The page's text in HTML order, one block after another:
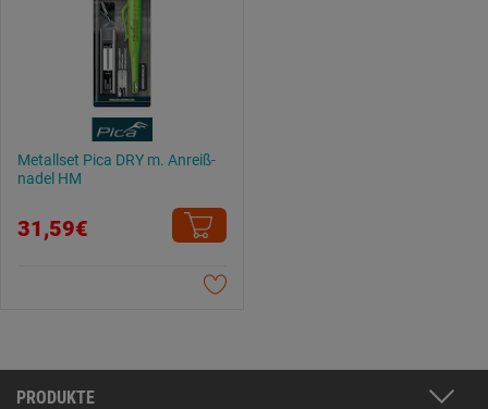
Metallset Pica DRY m. Anreiß-
nadel HM
31,59€
PRODUKTE